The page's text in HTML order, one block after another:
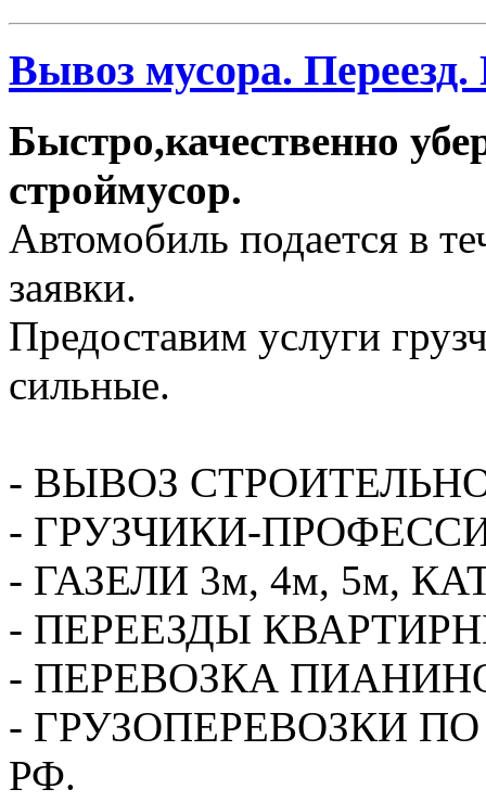
Вывоз мусора.
Быстро,качественно
строймусор.
Автомобиль подается в
заявки.
Предоставим услуги
сильные.
- ВЫВОЗ
- ГРУЗЧИКИ-
- ГАЗЕЛИ 3м, 4м, 5м,
- ПЕРЕЕЗДЫ
- ПЕРЕВОЗКА
- ГРУЗОПЕРЕВОЗКИ
РФ.